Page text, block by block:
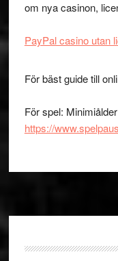
om nya casinon,
PayPal casino utan
För bäst guide till
För spel:
https://